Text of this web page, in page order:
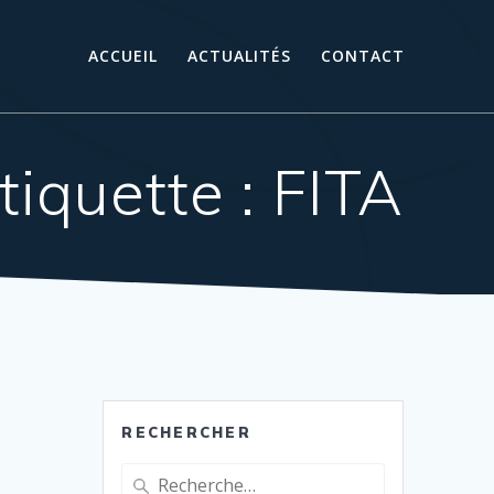
ACCUEIL ACTUALITÉS CONTACT
: FITA
RECHERCHER
Recherche